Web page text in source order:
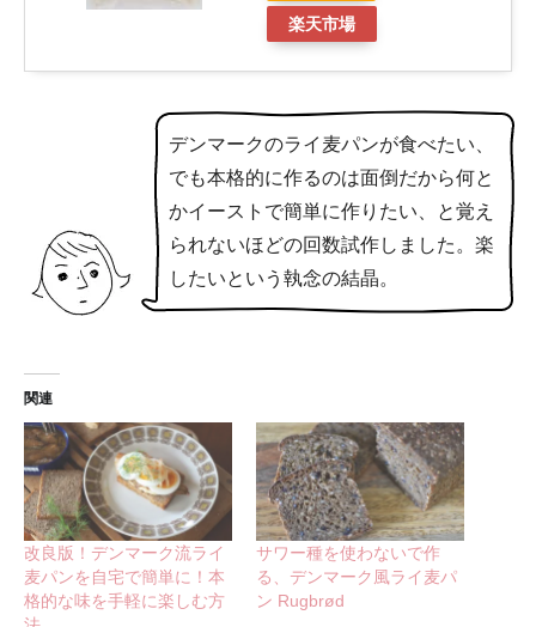
楽天市場
デンマークのライ麦パンが食べたい、
でも本格的に作るのは面倒だから何と
かイーストで簡単に作りたい、と覚え
られないほどの回数試作しました。楽
したいという執念の結晶。
関連
改良版！デンマーク流ライ
麦パンを自宅で簡単に！本
格的な味を手軽に楽しむ方
サワー種を使わないで作
る、デンマーク風ライ麦パ
ン Rugbrød